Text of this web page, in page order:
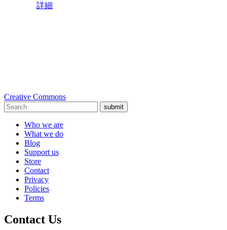
詳細
Creative Commons
submit
Who we are
What we do
Blog
Support us
Store
Contact
Privacy
Policies
Terms
Contact Us